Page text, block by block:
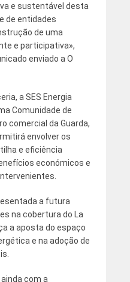
e sustentável desta
de entidades
de uma
e participativa»,
enviado a O
a SES Energia
Comunidade de
comercial da Guarda,
envolver os
e eficiência
económicos e
a futura
na cobertura do La
a aposta do espaço
e na adoção de
ainda com a